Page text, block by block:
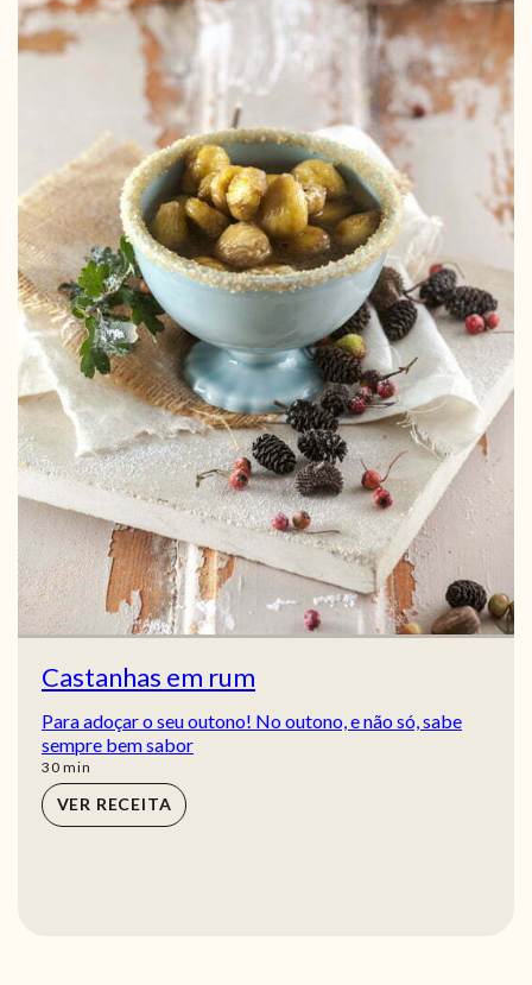
Castanhas em rum
Para adoçar o seu outono! No outono, e não só, sabe
sempre bem sabor
30min
min
VER RECEITA